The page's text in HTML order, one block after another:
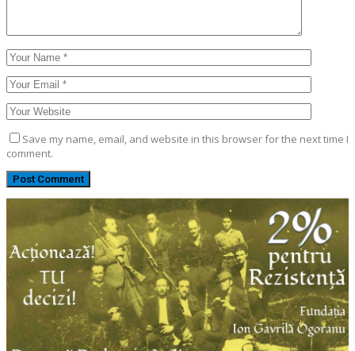
Save my name, email, and website in this browser for the next time I
comment.